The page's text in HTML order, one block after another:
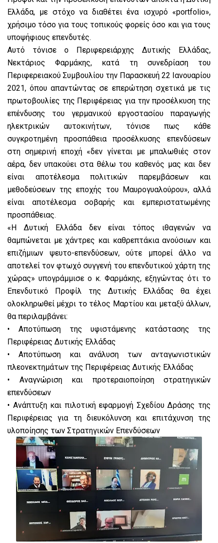
Ελλάδα, με στόχο να διαθέτει ένα ισχυρό «portfolio»,
χρήσιμο τόσο για τους τοπικούς φορείς όσο και για τους
υποψήφιους επενδυτές.
Αυτό τόνισε ο Περιφερειάρχης Δυτικής Ελλάδας,
Νεκτάριος Φαρμάκης, κατά τη συνεδρίαση του
Περιφερειακού Συμβουλίου την Παρασκευή 22 Ιανουαρίου
2021, όπου απαντώντας σε επερώτηση σχετικά με τις
πρωτοβουλίες της Περιφέρειας για την προσέλκυση της
επένδυσης του γερμανικού εργοστασίου παραγωγής
ηλεκτρικών αυτοκινήτων, τόνισε πως κάθε
συγκροτημένη προσπάθεια προσέλκυσης επενδύσεων
στη σημερινή εποχή «δεν γίνεται με μπαλωθιές στον
αέρα, δεν υπακούει στα θέλω του καθενός μας και δεν
είναι αποτέλεσμα πολιτικών παρεμβάσεων και
μεθοδεύσεων της εποχής του Μαυρογυαλούρου», αλλά
είναι αποτέλεσμα σοβαρής και εμπεριστατωμένης
προσπάθειας.
«Η Δυτική Ελλάδα δεν είναι τόπος ιθαγενών να
θαμπώνεται με χάντρες και καθρεπτάκια ανούσιων και
επιζήμιων ψευτο-επενδύσεων, ούτε μπορεί άλλο να
αποτελεί τον φτωχό συγγενή του επενδυτικού χάρτη της
χώρας» υπογράμμισε ο κ. Φαρμάκης, εξηγώντας ότι το
Επενδυτικό Προφίλ της Δυτικής Ελλάδας θα έχει
ολοκληρωθεί μέχρι το τέλος Μαρτίου και μεταξύ άλλων,
θα περιλαμβάνει:
• Αποτύπωση της υφιστάμενης κατάστασης της
Περιφέρειας Δυτικής Ελλάδας
• Αποτύπωση και ανάλυση των ανταγωνιστικών
πλεονεκτημάτων της Περιφέρειας Δυτικής Ελλάδας
• Αναγνώριση και προτεραιοποίηση στρατηγικών
επενδύσεων
• Ανάπτυξη και πιλοτική εφαρμογή Σχεδίου Δράσης της
Περιφέρειας για τη διευκόλυνση και επιτάχυνση της
υλοποίησης των Στρατηγικών Επενδύσεων